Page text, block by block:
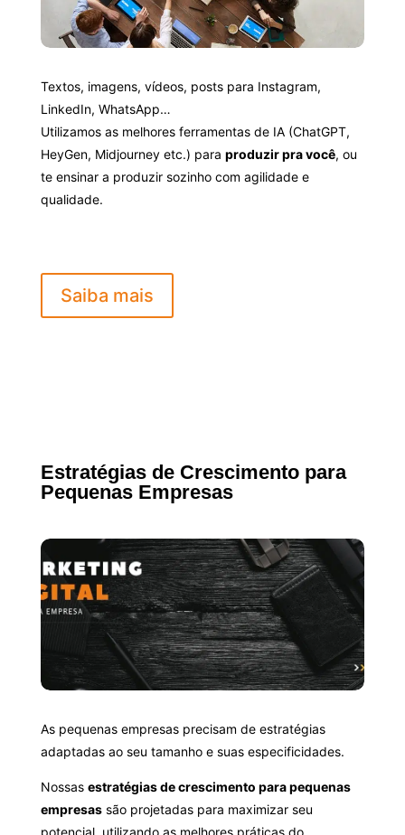
Textos, imagens, vídeos, posts para Instagram,
LinkedIn, WhatsApp…
Utilizamos as melhores ferramentas de IA (ChatGPT,
HeyGen, Midjourney etc.) para produzir pra você, ou
te ensinar a produzir sozinho com agilidade e
qualidade.
Saiba mais
Estratégias de Crescimento para
Pequenas Empresas
As pequenas empresas precisam de estratégias
adaptadas ao seu tamanho e suas especificidades.
Nossas estratégias de crescimento para pequenas
empresassão projetadas para maximizar seu
potencial, utilizando as melhores práticas do